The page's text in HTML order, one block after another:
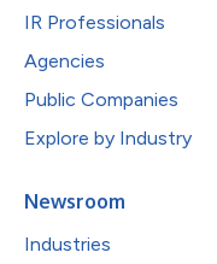
IR Professionals
Agencies
Public Companies
Explore by Industry
Newsroom
Industries